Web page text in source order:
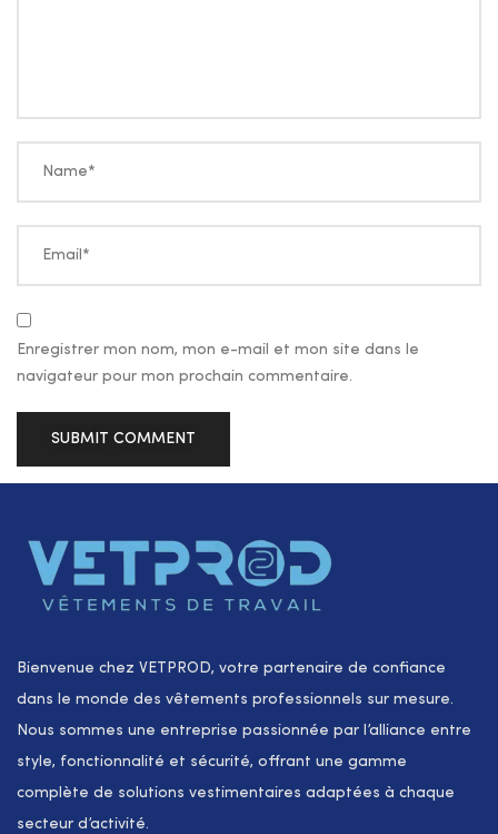
Name*
Email*
Enregistrer mon nom, mon e-mail et mon site dans le
navigateur pour mon prochain commentaire.
Bienvenue chez VETPROD, votre partenaire de confiance
dans le monde des vêtements professionnels sur mesure.
Nous sommes une entreprise passionnée par l’alliance entre
style, fonctionnalité et sécurité, offrant une gamme
complète de solutions vestimentaires adaptées à chaque
secteur d’activité.